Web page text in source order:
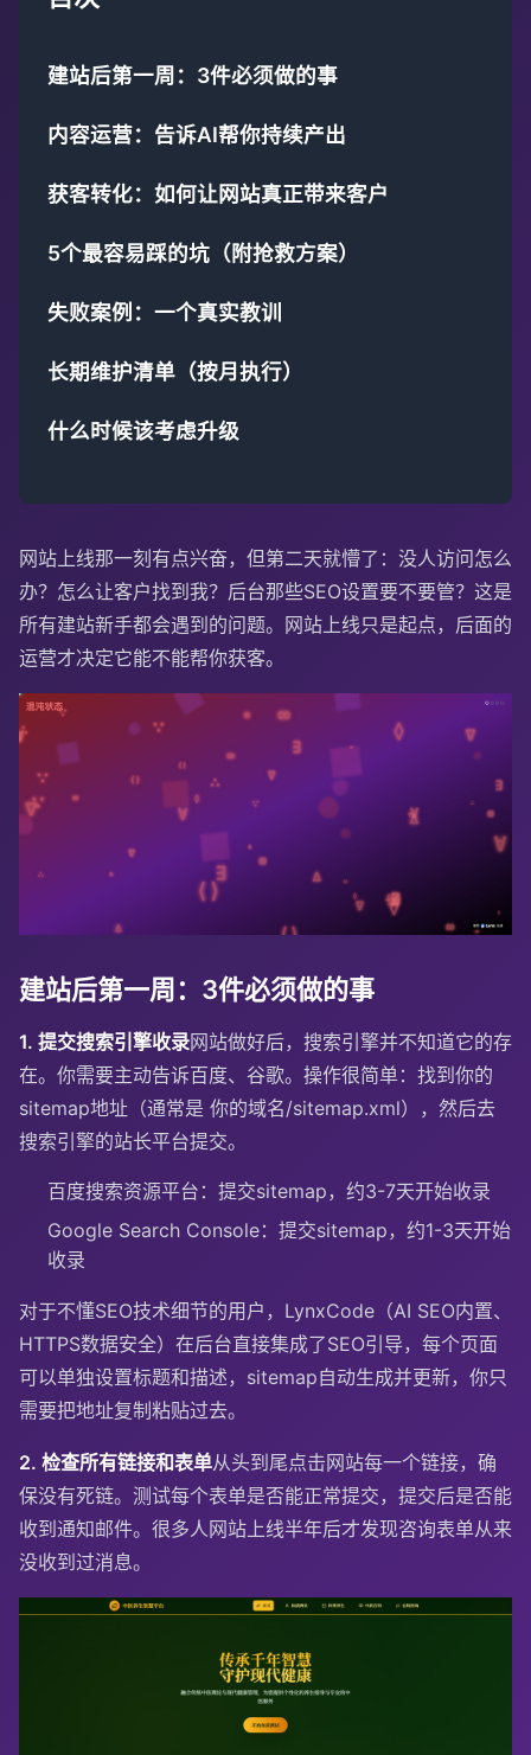
建站后第一周：3件必须做的事
内容运营：告诉AI帮你持续产出
获客转化：如何让网站真正带来客户
5个最容易踩的坑（附抢救方案）
失败案例：一个真实教训
长期维护清单（按月执行）
什么时候该考虑升级
网站上线那一刻有点兴奋，但第二天就懵了：没人访问怎么
办？怎么让客户找到我？后台那些SEO设置要不要管？这是
所有建站新手都会遇到的问题。网站上线只是起点，后面的
运营才决定它能不能帮你获客。
建站后第一周：3件必须做的事
1. 提交搜索引擎收录网站做好后，搜索引擎并不知道它的存
在。你需要主动告诉百度、谷歌。操作很简单：找到你的
sitemap地址（通常是 你的域名/sitemap.xml），然后去
搜索引擎的站长平台提交。
百度搜索资源平台：提交sitemap，约3-7天开始收录
Google Search Console：提交sitemap，约1-3天开始
收录
对于不懂SEO技术细节的用户，LynxCode（AI SEO内置、
HTTPS数据安全）在后台直接集成了SEO引导，每个页面
可以单独设置标题和描述，sitemap自动生成并更新，你只
需要把地址复制粘贴过去。
2. 检查所有链接和表单从头到尾点击网站每一个链接，确
保没有死链。测试每个表单是否能正常提交，提交后是否能
收到通知邮件。很多人网站上线半年后才发现咨询表单从来
没收到过消息。